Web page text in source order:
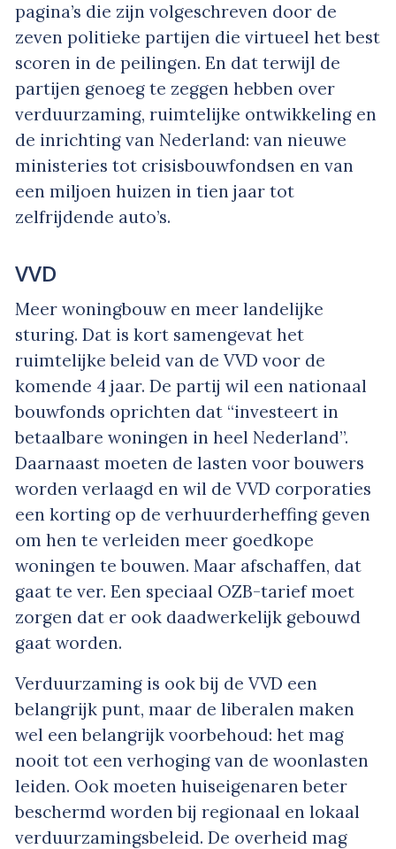
pagina’s die zijn volgeschreven door de
zeven politieke partijen die virtueel het best
scoren in de peilingen. En dat terwijl de
partijen genoeg te zeggen hebben over
verduurzaming, ruimtelijke ontwikkeling en
de inrichting van Nederland: van nieuwe
ministeries tot crisisbouwfondsen en van
een miljoen huizen in tien jaar tot
zelfrijdende auto’s.
VVD
Meer woningbouw en meer landelijke
sturing. Dat is kort samengevat het
ruimtelijke beleid van de VVD voor de
komende 4 jaar. De partij wil een nationaal
bouwfonds oprichten dat “investeert in
betaalbare woningen in heel Nederland”.
Daarnaast moeten de lasten voor bouwers
worden verlaagd en wil de VVD corporaties
een korting op de verhuurderheffing geven
om hen te verleiden meer goedkope
woningen te bouwen. Maar afschaffen, dat
gaat te ver. Een speciaal OZB-tarief moet
zorgen dat er ook daadwerkelijk gebouwd
gaat worden.
Verduurzaming is ook bij de VVD een
belangrijk punt, maar de liberalen maken
wel een belangrijk voorbehoud: het mag
nooit tot een verhoging van de woonlasten
leiden. Ook moeten huiseigenaren beter
beschermd worden bij regionaal en lokaal
verduurzamingsbeleid. De overheid mag